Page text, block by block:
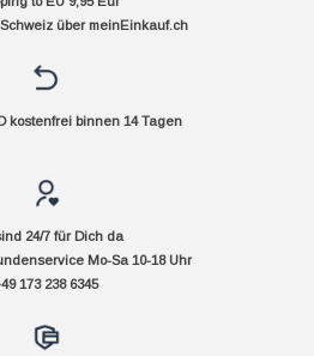
über meinEinkauf.ch
kostenfrei binnen 14 Tagen
24/7 für Dich da
Mo-Sa 10-18 Uhr
173 238 6345